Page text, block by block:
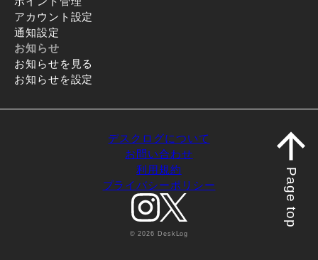
アカウント設定
通知設定
お知らせ
お知らせを見る
お知らせを設定
デスクログについて
お問い合わせ
利用規約
プライバシーポリシー
© 2026 DeskLog
Page top